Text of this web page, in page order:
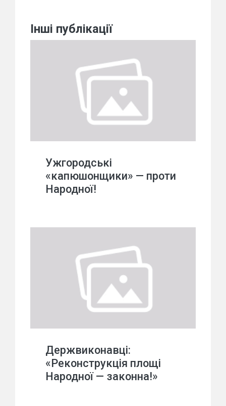
Інші публікації
Ужгородські
«капюшонщики» — проти
Народної!
Держвиконавці:
«Реконструкція площі
Народної — законна!»